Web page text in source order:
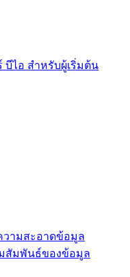
บีไอ สำหรับผู้เริ่มต้น
วามสะอาดข้อมูล
มสัมพันธ์ของข้อมูล